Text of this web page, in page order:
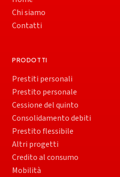
Chi siamo
Contatti
PRODOTTI
Prestiti personali
Prestito personale
Cessione del quinto
Consolidamento debiti
Prestito flessibile
Altri progetti
Credito al consumo
Mobilità